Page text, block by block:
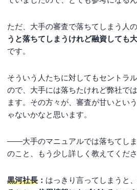
ただ、大手の審査で落ちてしまう人の
うと落ちてしまうけれど融資しても
です。
そういう人たちに対してもセントラ
ので、大手には落ちたけれど弊社で
ます。その方々が、審査が甘いとい
ゃないかなと思います。
――大手のマニュアルでは落ちてし
のこと、もう少し詳しく教えてくださ
黒河社長 ： はっきり言ってしまうと、